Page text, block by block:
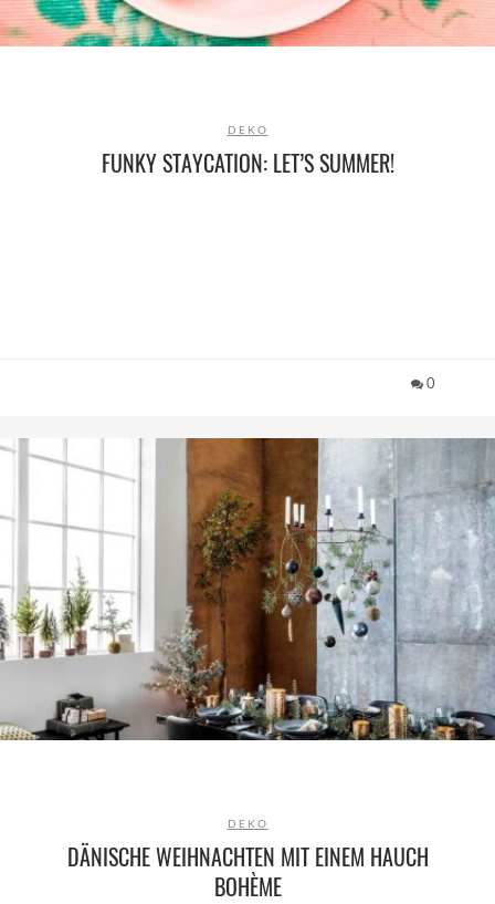
DEKO
FUNKY STAYCATION: LET’S SUMMER!
0
DEKO
DÄNISCHE WEIHNACHTEN MIT EINEM HAUCH
BOHÈME